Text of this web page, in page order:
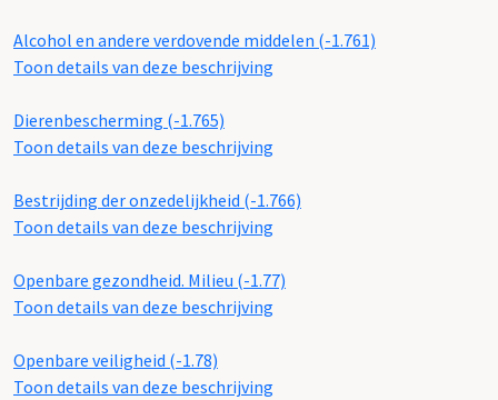
Alcohol en andere verdovende middelen (-1.761)
Toon details van deze beschrijving
Dierenbescherming (-1.765)
Toon details van deze beschrijving
Bestrijding der onzedelijkheid (-1.766)
Toon details van deze beschrijving
Openbare gezondheid. Milieu (-1.77)
Toon details van deze beschrijving
Openbare veiligheid (-1.78)
Toon details van deze beschrijving